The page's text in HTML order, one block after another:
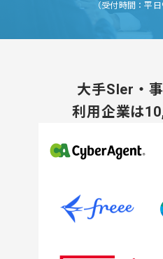
（受付時間：平
大手SIer・
利用企業は